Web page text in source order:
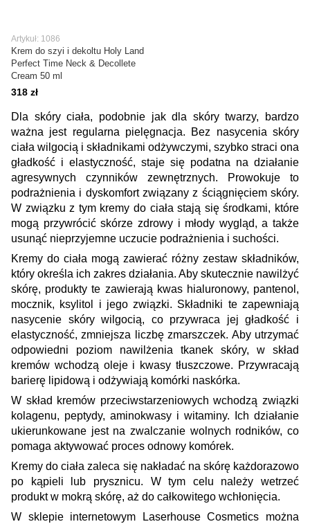
Artykuł: 1086
Krem do szyi i dekoltu Holy Land
Perfect Time Neck & Decollete
Cream 50 ml
318 zł
Dla skóry ciała, podobnie jak dla skóry twarzy, bardzo
ważna jest regularna pielęgnacja. Bez nasycenia skóry
ciała wilgocią i składnikami odżywczymi, szybko straci ona
gładkość i elastyczność, staje się podatna na działanie
agresywnych czynników zewnętrznych. Prowokuje to
podrażnienia i dyskomfort związany z ściągnięciem skóry.
W związku z tym kremy do ciała stają się środkami, które
mogą przywrócić skórze zdrowy i młody wygląd, a także
usunąć nieprzyjemne uczucie podrażnienia i suchości.
Kremy do ciała mogą zawierać różny zestaw składników,
który określa ich zakres działania. Aby skutecznie nawilżyć
skórę, produkty te zawierają kwas hialuronowy, pantenol,
mocznik, ksylitol i jego związki. Składniki te zapewniają
nasycenie skóry wilgocią, co przywraca jej gładkość i
elastyczność, zmniejsza liczbę zmarszczek. Aby utrzymać
odpowiedni poziom nawilżenia tkanek skóry, w skład
kremów wchodzą oleje i kwasy tłuszczowe. Przywracają
barierę lipidową i odżywiają komórki naskórka.
W skład kremów przeciwstarzeniowych wchodzą związki
kolagenu, peptydy, aminokwasy i witaminy. Ich działanie
ukierunkowane jest na zwalczanie wolnych rodników, co
pomaga aktywować proces odnowy komórek.
Kremy do ciała zaleca się nakładać na skórę każdorazowo
po kąpieli lub prysznicu. W tym celu należy wetrzeć
produkt w mokrą skórę, aż do całkowitego wchłonięcia.
W sklepie internetowym Laserhouse Cosmetics można